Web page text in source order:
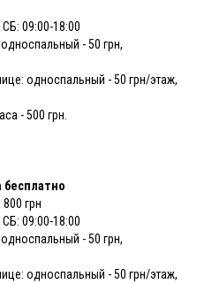
09:00-18:00
- 50 грн,
односпальный - 50 грн/этаж,
- 500 грн.
бесплатно
грн
09:00-18:00
- 50 грн,
односпальный - 50 грн/этаж,